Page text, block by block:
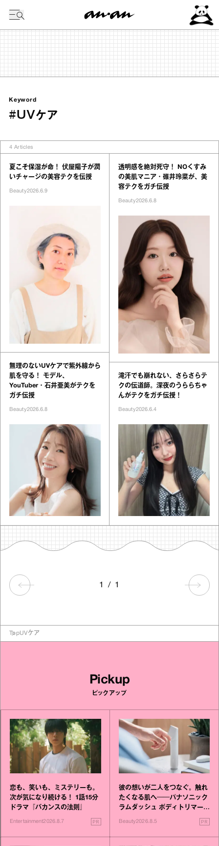
Keyword
#UVケア
4 Articles
夏こそ保湿が命！ 伏屋陽子が潤
いチャージの美容テクを伝授
Beauty2026.6.9
無理のないUVケアで紫外線から
肌を守る！ モデル、
YouTuber・石井亜美がテクを
ガチ伝授
Beauty2026.6.8
透明感を絶対死守！ NOくすみ
の美肌マニア・碓井玲菜が、美
容テクをガチ伝授
Beauty2026.6.8
滝汗でも崩れない、さらさらテ
クの伝道師。深夜のうららちゃ
んがテクをガチ伝授！
Beauty2026.6.4
1 / 1
TopUVケア
Pickup
ピックアップ
恋も、笑いも、ミステリーも。
次が気になり続ける！ 1話15分
ドラマ『バカンスの法則』
Entertainment2026.8.7 PR
彼の想いが二人をつなぐ。触れ
たくなる肌へ──パナソニック
ラムダッシュ ボディトリマーが
Beauty2026.8.5 PR